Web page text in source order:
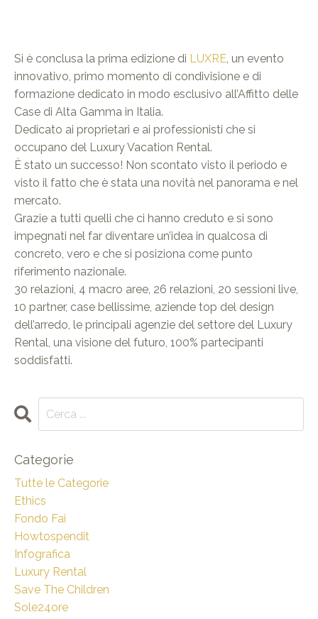
Si è conclusa la prima edizione di LUXRE, un evento
innovativo, primo momento di condivisione e di
formazione dedicato in modo esclusivo all’Affitto delle
Case di Alta Gamma in Italia.
Dedicato ai proprietari e ai professionisti che si
occupano del Luxury Vacation Rental.
È stato un successo! Non scontato visto il periodo e
visto il fatto che è stata una novità nel panorama e nel
mercato.
Grazie a tutti quelli che ci hanno creduto e si sono
impegnati nel far diventare un’idea in qualcosa di
concreto, vero e che si posiziona come punto
riferimento nazionale.
30 relazioni, 4 macro aree, 26 relazioni, 20 sessioni live,
10 partner, case bellissime, aziende top del design
dell’arredo, le principali agenzie del settore del Luxury
Rental, una visione del futuro, 100% partecipanti
soddisfatti.
Categorie
Tutte le Categorie
Ethics
Fondo Fai
Howtospendit
Infografica
Luxury Rental
Save The Children
Sole24ore